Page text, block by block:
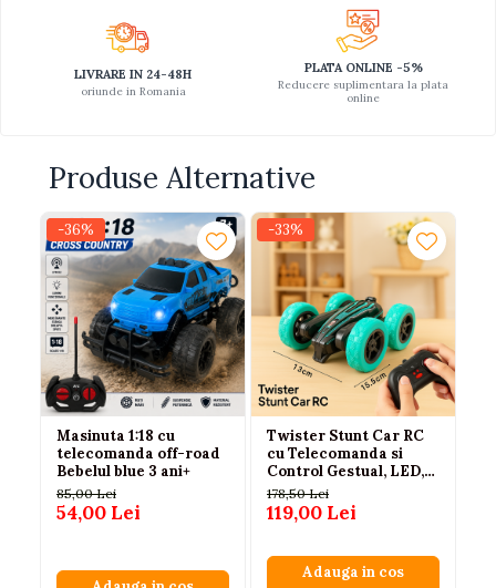
Vehicule de constructii
LIVRARE IN 24-48H
oriunde in Romania
PLATA ONLINE -5%
Reducere suplimentara la plata
online
Produse Alternative
-36%
Masinuta 1:18 cu
telecomanda off-road
Bebelul blue 3 ani+
85,00 Lei
54,00 Lei
-33%
Twister Stunt Car RC
cu Telecomanda si
Control Gestual, LED,
Cascadorii 360
178,50 Lei
119,00 Lei
Adauga in cos